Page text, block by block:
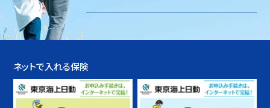
ネットで入れる保険